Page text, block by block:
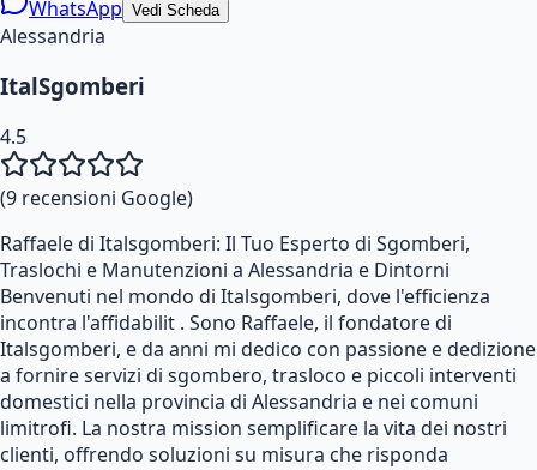
WhatsApp Vedi Scheda
Alessandria
ItalSgomberi
4.5
(9 recensioni Google)
Raffaele di Italsgomberi: Il Tuo Esperto di Sgomberi,
Traslochi e Manutenzioni a Alessandria e Dintorni
Benvenuti nel mondo di Italsgomberi, dove l'efficienza
incontra l'affidabilit . Sono Raffaele, il fondatore di
Italsgomberi, e da anni mi dedico con passione e dedizione
a fornire servizi di sgombero, trasloco e piccoli interventi
domestici nella provincia di Alessandria e nei comuni
limitrofi. La nostra mission semplificare la vita dei nostri
clienti, offrendo soluzioni su misura che risponda